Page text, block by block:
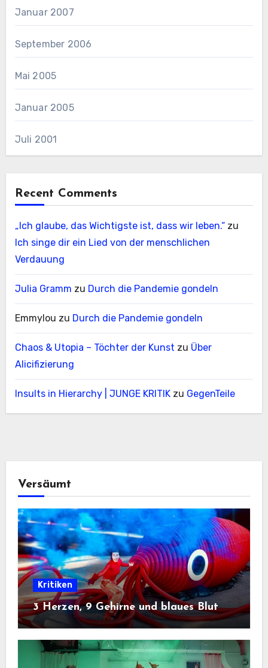
Januar 2007
September 2006
Mai 2005
Januar 2005
Juli 2001
Recent Comments
„Ich glaube, das Wichtigste ist, dass wir leben.“zu
Ich singe dir ein Lied von der menschlichen
Verdauung
Julia Gramm zu Durch die Pandemie gondeln
Emmylou zu Durch die Pandemie gondeln
Chaos & Utopia – Töchter der Kunst zu Über
Alicifizierung
Insults in Hierarchy | JUNGE KRITIKzu GegenTeile
Versäumt
Kritiken
3 Herzen, 9 Gehirne und blaues Blut